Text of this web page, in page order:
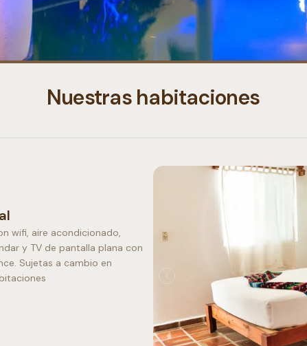
Nuestras habitaciones
wifi, aire acondicionado,
y TV de pantalla plana con
Sujetas a cambio en